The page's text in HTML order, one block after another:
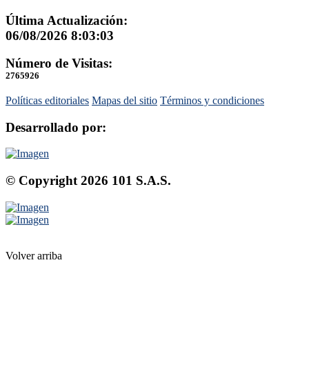
Última Actualización:
06/08/2026 8:03:03
Número de Visitas:
2765926
Políticas editoriales Mapas del sitio Términos y condiciones
Desarrollado por:
© Copyright 2026 101 S.A.S.
Volver arriba